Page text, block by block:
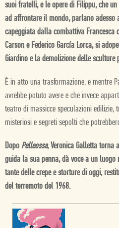
suoi fratelli, e le opere di Filippu, che
ad affrontare il mondo, parlano adesso
capeggiata dalla combattiva Francesca
Carson e Federico García Lorca, si
Giardino e la demolizione delle
È in atto una trasformazione, e mentre
avrebbe potuto avere e che invece
teatro di massicce speculazioni
misteriosi e segreti sepolti che
Dopo Pelleossa, Veronica Galletta torna
guida la sua penna, dà voce a un
tante delle crepe e storture di oggi,
del terremoto del 1968.